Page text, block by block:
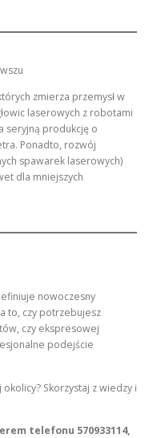
zmierza przemysł w
laserowych z robotami
seryjną produkcję o
Ponadto, rozwój
spawarek laserowych)
dla mniejszych
nowoczesny
to, czy potrzebujesz
czy ekspresowej
podejście
Skorzystaj z wiedzy i
telefonu 570933114,